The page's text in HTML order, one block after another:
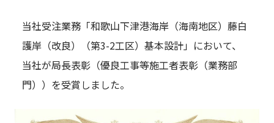
当社受注業務「和歌山下津港海岸（海南地区）藤白
護岸（改良）（第3-2工区）基本設計」において、
当社が局長表彰（優良工事等施工者表彰（業務部
門））を受賞しました。